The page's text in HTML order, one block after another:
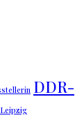
DDR-